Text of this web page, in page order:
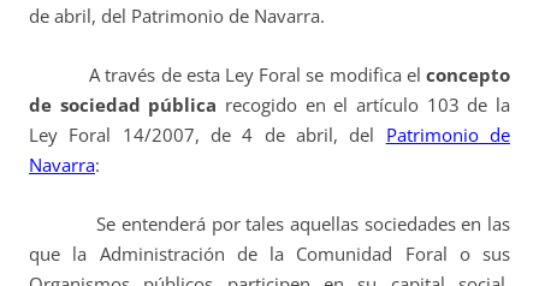
de abril, del Patrimonio de Navarra.
A través de esta Ley Foral se modifica el concepto
de sociedad pública recogido en el artículo 103 de la
Ley Foral 14/2007, de 4 de abril, del Patrimonio de
Navarra:
Se entenderá por tales aquellas sociedades en las
que la Administración de la Comunidad Foral o sus